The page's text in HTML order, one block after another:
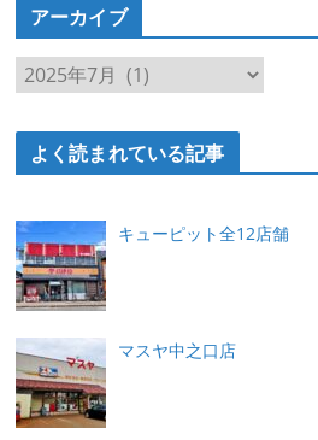
ー
アーカイブ
ア
カ
よく読まれている記事
キューピット全12店舗
マスヤ中之口店